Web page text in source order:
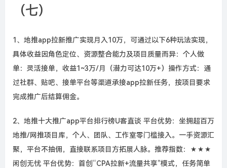
(七)
1、地推app拉新推广实现月入10万，可通过以下6种玩法实现，
具体收益因角色定位、资源整合能力及项目质量而异：个人做
单：灵活接单，收益1~3万/月（潜力可达10万+）操作方式：通
过社群、贴吧、接单平台等渠道承接app拉新任务，按项目要求
完成推广后结算佣金。
2、地推十大推广app平台排行榜U客直谈 平台优势：坐拥超百万
地推/网推项目库，个人、团队、工作室零门槛接入。一手资源汇
聚，平台不抽佣，直接联系项目方拓展人脉。推荐指数：★★★
闲创无忧 平台优势：首创“CPA拉新+流量共享”模式，任务简单